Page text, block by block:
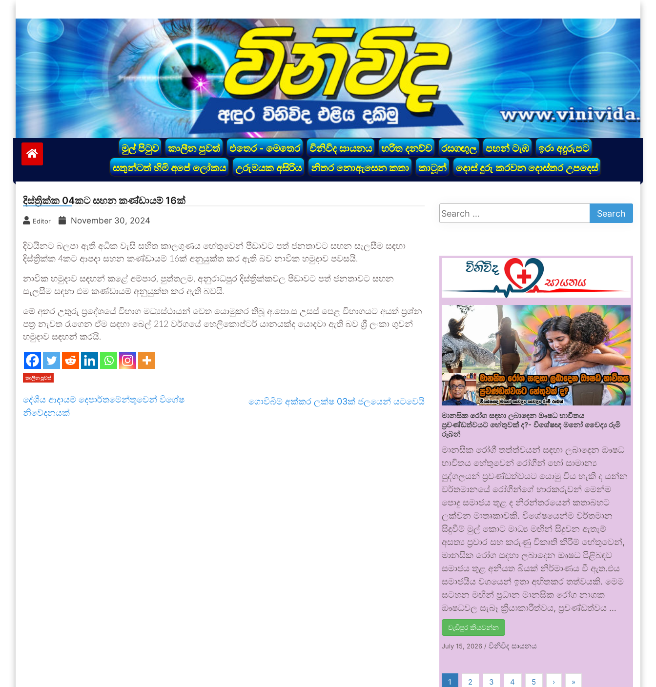
to
content
vinivida.lk
මුල් පිටුව කාලීන පුවත් එතෙර - මෙතෙර විනිවිද සායනය හරිත දනව්ව රසගඟුල පහන් ටැඹ
ඉරා අදුරුපට
සතුන්ටත් හිමි අපේ ලෝකය
උරුමයක අසිරිය නිතර නොඇසෙන කතා කාටූන් දොස් දුරු කරවන දොස්තර උපදෙස්
දිස්ත්‍රික්ක 04කට සහන කණ්ඩායම් 16ක්
Editor November 30, 2024
දිවයිනට බලපා ඇති අධික වැසි සහිත කාලගුණය හේතුවෙන් පීඩාවට පත් ජනතාවට සහන සැලසීම සඳහා
දිස්ත්‍රික්ක 4කට ආපදා සහන කණ්ඩායම් 16ක් අනුයුක්ත කර ඇති බව නාවික හමුදාව පවසයි.
නාවික හමුදාව සඳහන් කළේ අම්පාර, පුත්තලම, අනුරාධපුර දිස්ත්‍රික්කවල පීඩාවට පත් ජනතාවට සහන
සැලසීම සඳහා එම කණ්ඩායම් අනුයුක්ත කර ඇති බවයි.
මේ අතර උතුරු ප්‍රදේශයේ විහාග මධ්‍යස්ථායන් වෙත යොමුකර තිබූ අ.පො.ස උසස් පෙළ විභාගයට අයත් ප්‍රශ්න
පත්‍ර නැවත රැගෙන ඒම සඳහා බෙල් 212 වර්ගයේ හෙලිකොප්ටර් යානයක්ද යොදවා ඇති බව ශ්‍රී ලංකා ගුවන්
හමුදාව සඳහන් කරයි.
කාලීන පුවත්
දේශීය ආදායම් දෙපාර්තමේන්තුවෙන් විශේෂ
නිවේදනයක්
ගොවිබිම් අක්කර ලක්ෂ 03ක් ජලයෙන් යටවෙයි
මානසික රෝග සඳහා ලබාදෙන ඖෂධ භාවිතය
ප්‍රචණ්ඩත්වයට හේතුවක් ද?- විශේෂඥ මනෝ වෛද්‍ය රූමි
රූබන්
මානසික රෝගී තත්ත්වයන් සඳහා ලබාදෙන ඖෂධ
භාවිතය හේතුවෙන් රෝගීන් හෝ සාමාන්‍ය
පුද්ගලයන් ප්‍රචණ්ඩත්වයට යොමු විය හැකි ද යන්න
වර්තමානයේ රෝගීන්ගේ භාරකරුවන් මෙන්ම
පොදු සමාජය තුළ ද නිරන්තරයෙන් කතාබහට
ලක්වන මාතෘකාවකි. විශේෂයෙන්ම වර්තමාන
සිදුවීම් මුල් කොට මාධ්‍ය මඟින් සිදුවන ඇතැම්
අසත්‍ය ප්‍රචාර සහ කරුණු විකෘති කිරීම් හේතුවෙන්,
මානසික රෝග සඳහා ලබාදෙන ඖෂධ පිළිබඳව
සමාජය තුළ අනියත බියක් නිර්මාණය වී ඇත.එය
සමාජයීය වශයෙන් ඉතා අහිතකර තත්වයකි. මෙම
සටහන මඟින් ප්‍රධාන මානසික රෝග නාශක
ඖෂධවල සැබෑ ක්‍රියාකාරීත්වය, ප්‍රචණ්ඩත්වය …
වැඩිපුර කියවන්න
July 15, 2026 /විනිවිද සායනය
1 2 3 4 5 › »